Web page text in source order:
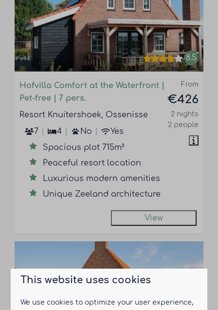
8.5
From
€426
2 nights
2 people
Hofvilla Comfort at the Waterfront |
Pet-free | 7 pers.
Resort Knuitershoek, Ossenisse
7
4 No
Yes
Spacious plot 715m²
Peaceful resort location
Luxurious modern amenities
Unique Zeeland architecture
View
This website uses cookies
We use cookies to optimize your user experience,